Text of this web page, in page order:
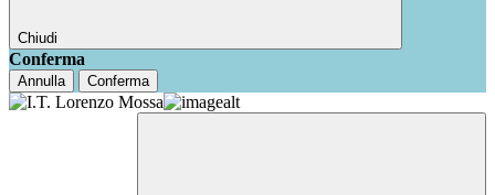
Chiudi
Conferma
Annulla Conferma